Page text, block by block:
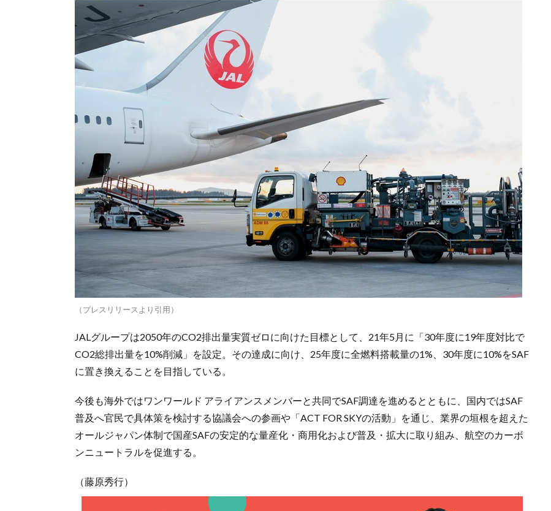
（プレスリリースより引用）
JALグループは2050年のCO2排出量実質ゼロに向けた目標として、21年5月に「30年度に19年度対比で
CO2総排出量を10%削減」を設定。その達成に向け、25年度に全燃料搭載量の1%、30年度に10%をSAF
に置き換えることを目指している。
今後も海外ではワンワールド アライアンスメンバーと共同でSAF調達を進めるとともに、国内ではSAF
普及へ官民で具体策を検討する協議会への参画や「ACT FOR SKYの活動」を通じ、業界の垣根を超えた
オールジャパン体制で国産SAFの安定的な量産化・商用化および普及・拡大に取り組み、航空のカーボ
ンニュートラルを促進する。
（藤原秀行）